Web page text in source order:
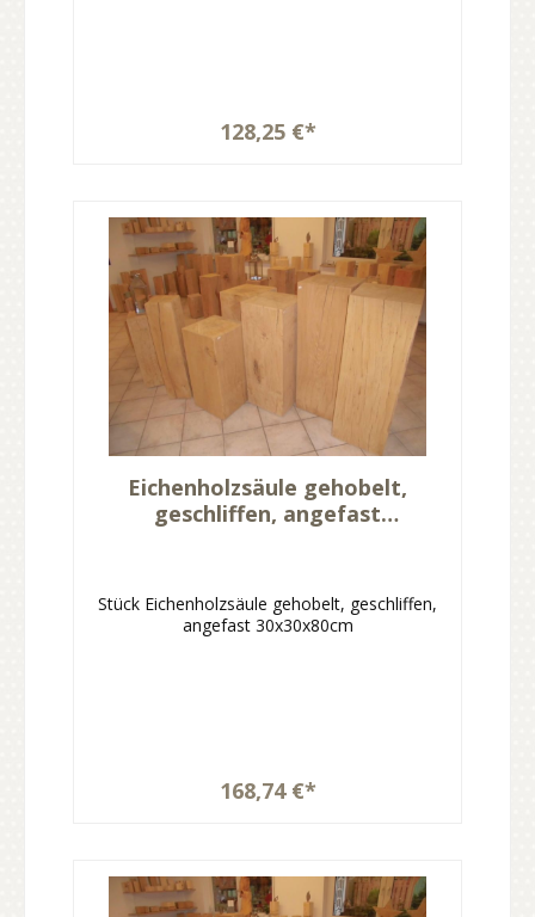
128,25 €*
Eichenholzsäule gehobelt,
geschliffen, angefast
Stück Eichenholzsäule gehobelt, geschliffen,
angefast 30x30x80cm
168,74 €*